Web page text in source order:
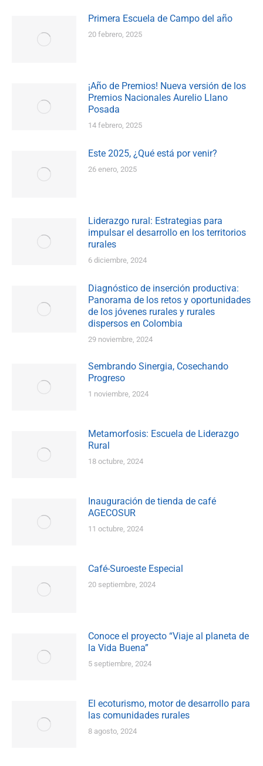
Primera Escuela de Campo del año
20 febrero, 2025
¡Año de Premios! Nueva versión de los
Premios Nacionales Aurelio Llano
Posada
14 febrero, 2025
Este 2025, ¿Qué está por venir?
26 enero, 2025
Liderazgo rural: Estrategias para
impulsar el desarrollo en los territorios
rurales
6 diciembre, 2024
Diagnóstico de inserción productiva:
Panorama de los retos y oportunidades
de los jóvenes rurales y rurales
dispersos en Colombia
29 noviembre, 2024
Sembrando Sinergia, Cosechando
Progreso
1 noviembre, 2024
Metamorfosis: Escuela de Liderazgo
Rural
18 octubre, 2024
Inauguración de tienda de café
AGECOSUR
11 octubre, 2024
Café-Suroeste Especial
20 septiembre, 2024
Conoce el proyecto “Viaje al planeta de
la Vida Buena”
5 septiembre, 2024
El ecoturismo, motor de desarrollo para
las comunidades rurales
8 agosto, 2024